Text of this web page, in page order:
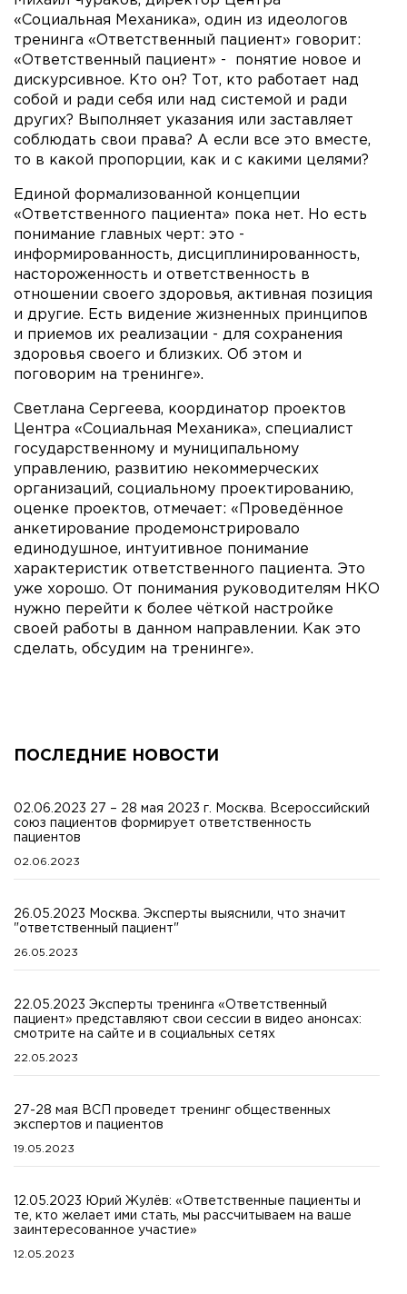
«Социальная Механика», один из идеологов
тренинга «Ответственный пациент» говорит:
«Ответственный пациент» - понятие новое и
дискурсивное. Кто он? Тот, кто работает над
собой и ради себя или над системой и ради
других? Выполняет указания или заставляет
соблюдать свои права? А если все это вместе,
то в какой пропорции, как и с какими целями?
Единой формализованной концепции
«Ответственного пациента» пока нет. Но есть
понимание главных черт: это -
информированность, дисциплинированность,
настороженность и ответственность в
отношении своего здоровья, активная позиция
и другие. Есть видение жизненных принципов
и приемов их реализации - для сохранения
здоровья своего и близких. Об этом и
поговорим на тренинге».
Светлана Сергеева, координатор проектов
Центра «Социальная Механика», специалист
государственному и муниципальному
управлению, развитию некоммерческих
организаций, социальному проектированию,
оценке проектов, отмечает: «Проведённое
анкетирование продемонстрировало
единодушное, интуитивное понимание
характеристик ответственного пациента. Это
уже хорошо. От понимания руководителям НКО
нужно перейти к более чёткой настройке
своей работы в данном направлении. Как это
сделать, обсудим на тренинге».
ПОСЛЕДНИЕ НОВОСТИ
02.06.2023 27 – 28 мая 2023 г. Москва. Всероссийский
союз пациентов формирует ответственность
пациентов
02.06.2023
26.05.2023 Москва. Эксперты выяснили, что значит
"ответственный пациент"
26.05.2023
22.05.2023 Эксперты тренинга «Ответственный
пациент» представляют свои сессии в видео анонсах:
смотрите на сайте и в социальных сетях
22.05.2023
27-28 мая ВСП проведет тренинг общественных
экспертов и пациентов
19.05.2023
12.05.2023 Юрий Жулёв: «Ответственные пациенты и
те, кто желает ими стать, мы рассчитываем на ваше
заинтересованное участие»
12.05.2023